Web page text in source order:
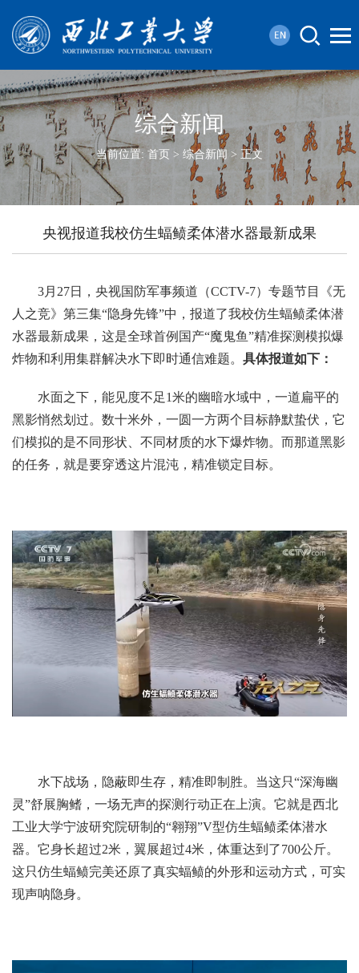
综合新闻
当前位置: 首页 > 综合新闻 > 正文
央视报道我校仿生蝠鲼柔体潜水器最新成果
3月27日，央视国防军事频道（CCTV-7）专题节目《无
人之竞》第三集“隐身先锋”中，报道了我校仿生蝠鲼柔体潜
水器最新成果，这是全球首例国产“魔鬼鱼”精准探测模拟爆
炸物和利用集群解决水下即时通信难题。 具体报道如下：
水面之下，能见度不足1米的幽暗水域中，一道扁平的
黑影悄然划过。数十米外，一圆一方两个目标静默蛰伏，它
们模拟的是不同形状、不同材质的水下爆炸物。而那道黑影
的任务，就是要穿透这片混沌，精准锁定目标。
水下战场，隐蔽即生存，精准即制胜。当这只“深海幽
灵”舒展胸鳍，一场无声的探测行动正在上演。它就是西北
工业大学宁波研究院研制的“翱翔”V型仿生蝠鲼柔体潜水
器。它身长超过2米，翼展超过4米，体重达到了700公斤。
这只仿生蝠鲼完美还原了真实蝠鲼的外形和运动方式，可实
现声呐隐身。